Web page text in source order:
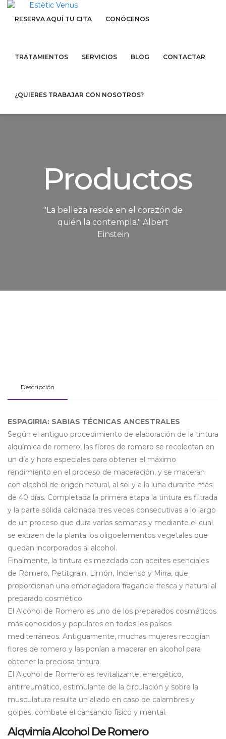
RESERVA AQUÍ TU CITA CONÓCENOS
TRATAMIENTOS SERVICIOS BLOG CONTACTAR
¿QUIERES TRABAJAR CON NOSOTROS?
Productos
"La belleza reside en el corazón de
quién la contempla." Albert
Einstein
Descripción
ESPAGIRIA: SABIAS TÉCNICAS ANCESTRALES
Según el antiguo procedimiento de elaboración de la tintura
alquímica de romero, las flores de romero se recolectan en
un día y hora especiales para obtener el máximo
rendimiento en el proceso de maceración, y se maceran
con alcohol de origen natural, al sol y a la luna durante más
de 40 días. Completada la primera etapa la tintura es filtrada
y la parte sólida calcinada tres veces consecutivas a lo largo
de un proceso que dura varías semanas y mediante el cual
se extraen de la planta los oligoelementos vegetales que
quedan incorporados al alcohol.
Finalmente, la tintura es mezclada con aceites esenciales
de Romero, Petitgrain, Limón, Incienso y Mirra, que
proporcionan una embriagadora fragancia fresca y natural al
preparado cosmético.
El Alcohol de Romero es uno de los preparados cosméticos
más conocidos y populares en todos los países
mediterráneos. Antiguamente, muchas mujeres recogían
flores de romero y las ponían a macerar en alcohol para
obtener la preciosa tintura.
El Alcohol de Romero es revitalizante, energético,
antirreumático, estimulante de la circulación y sobre la
musculatura resulta un aliado en caso de calambres y
golpes, combate el cansancio físico y mental.
Alqvimia Alcohol De Romero